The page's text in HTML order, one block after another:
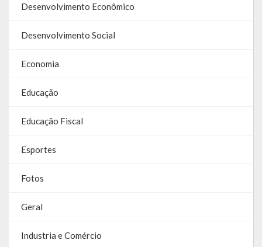
Contas – TCE
Relatório Anual de Gestão
Editais de Concursos/Processos Seletivos
Editais de Licitações
Legislação
Desenvolvimento Econômico
Desenvolvimento Social
Economia
Educação
Educação Fiscal
Esportes
Fotos
Geral
Industria e Comércio